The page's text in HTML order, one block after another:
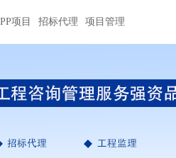
项目 招标代理 项目管理